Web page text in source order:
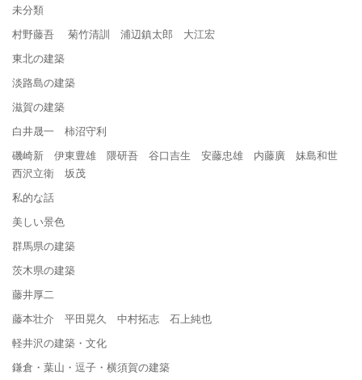
未分類
村野藤吾 菊竹清訓 浦辺鎮太郎 大江宏
東北の建築
淡路島の建築
滋賀の建築
白井晟一 柿沼守利
磯崎新 伊東豊雄 隈研吾 谷口吉生 安藤忠雄 内藤廣 妹島和世
西沢立衛 坂茂
私的な話
美しい景色
群馬県の建築
茨木県の建築
藤井厚二
藤本壮介 平田晃久 中村拓志 石上純也
軽井沢の建築・文化
鎌倉・葉山・逗子・横須賀の建築